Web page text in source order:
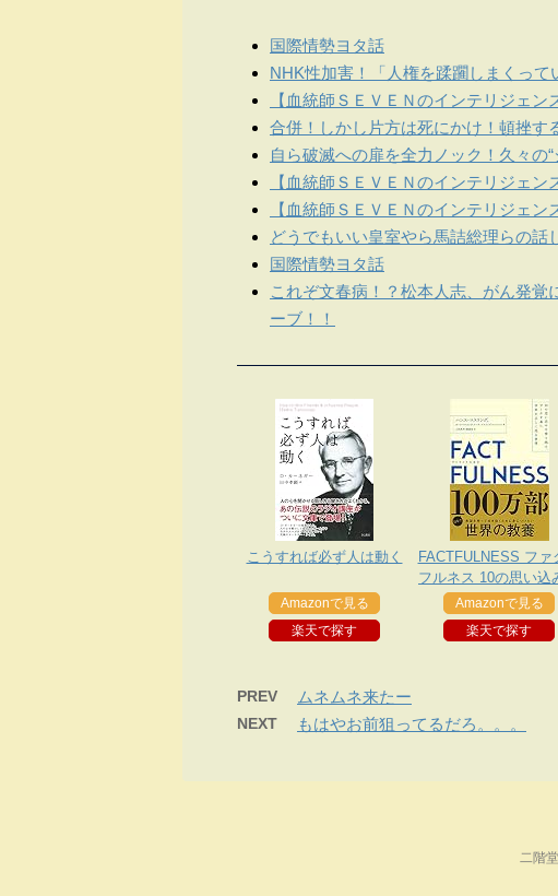
国際情勢ヨタ話
NHK性加害！「人権を蹂躙しまくっ
【血統師ＳＥＶＥＮのインテリジェン
合併！しかし片方は死にかけ！頓挫す
自ら破滅への扉を全力ノック！久々の
【血統師ＳＥＶＥＮのインテリジェン
【血統師ＳＥＶＥＮのインテリジェン
どうでもいい皇室やら馬詰総理らの話
国際情勢ヨタ話
これぞ文春病！？松本人志、がん発覚
ーブ！！
こうすれば必ず人は動く
Amazonで見る
楽天で探す
FACTFULNESS ファ
フルネス 10の思い込
乗り越え、データを
世界を正しく見る習
Amazonで見る
楽天で探す
PREV ムネムネ来たー
NEXT もはやお前狙ってるだろ。。。
二階